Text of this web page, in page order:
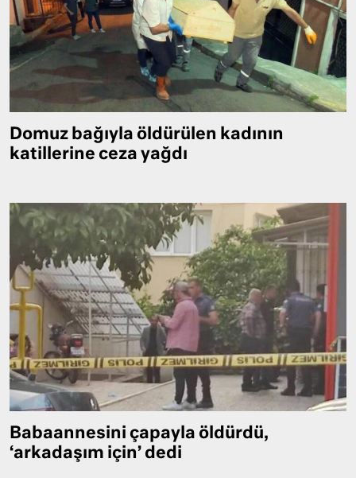
Domuz bağıyla öldürülen kadının
katillerine ceza yağdı
Babaannesini çapayla öldürdü,
‘arkadaşım için’ dedi